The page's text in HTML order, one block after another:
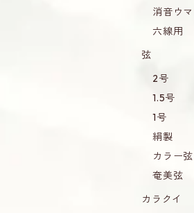
消音ウマ
六線用
弦
2号
1.5号
1号
絹製
カラー弦
奄美弦
カラクイ